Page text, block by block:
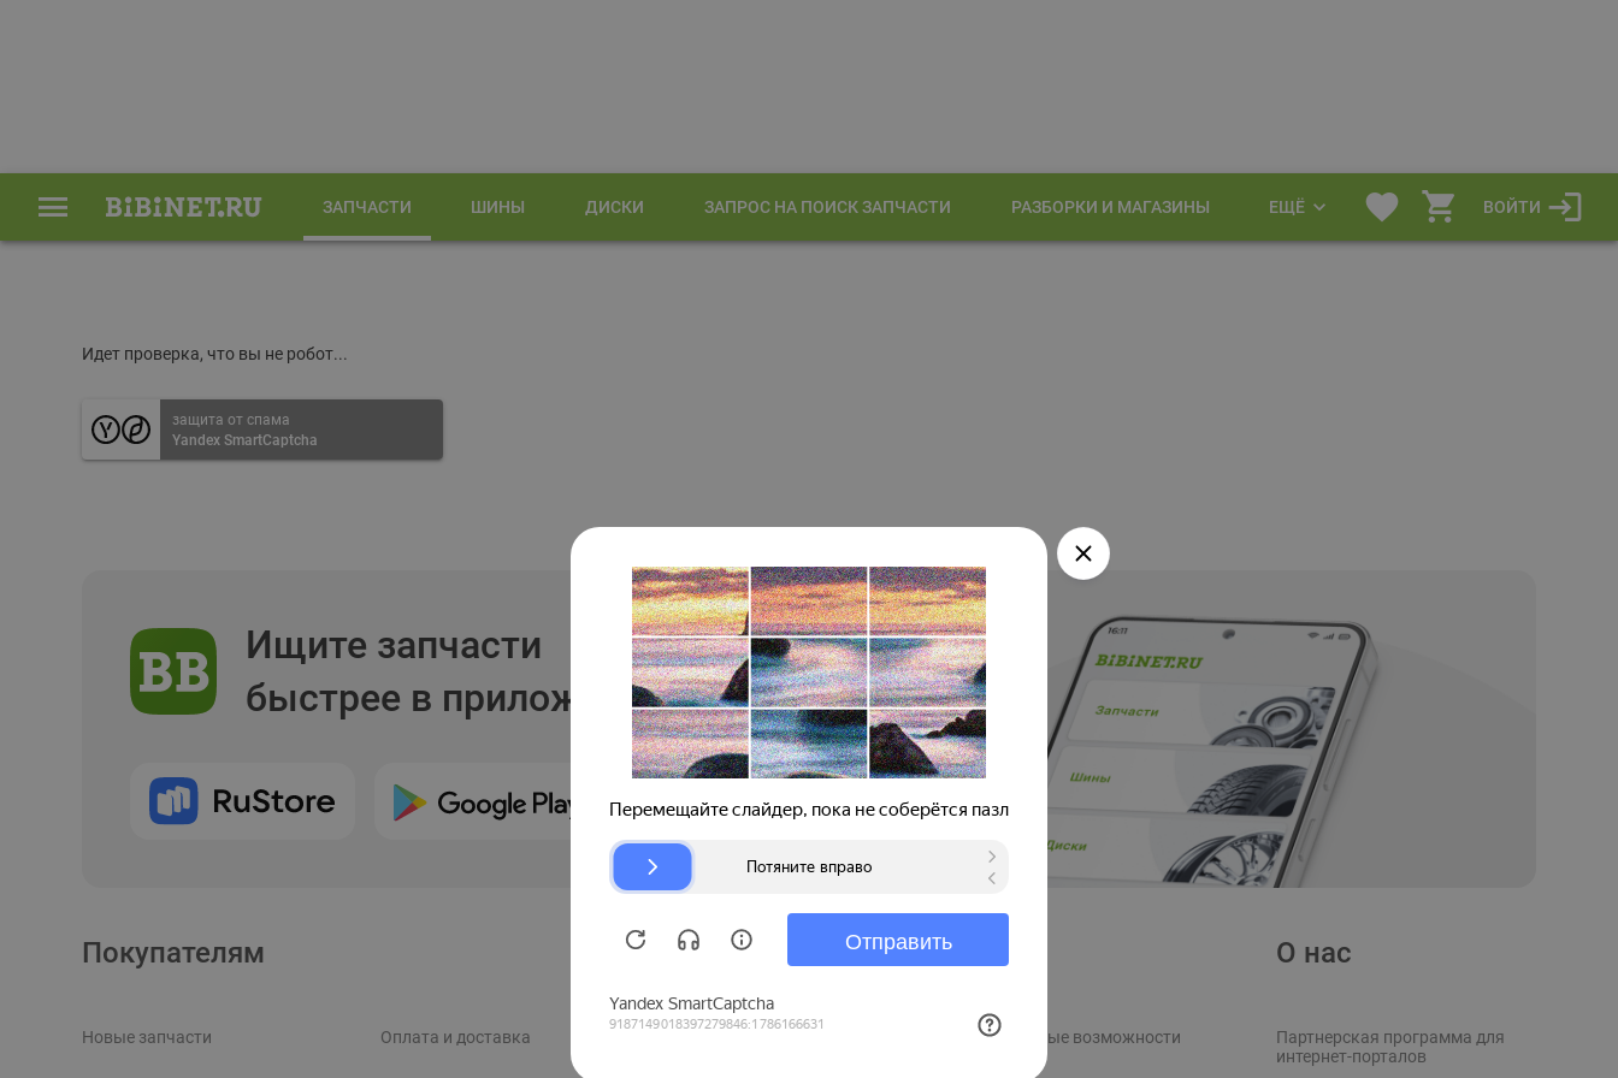
ЗАПЧАСТИ ШИНЫ ДИСКИ ЗАПРОС НА ПОИСК ЗАПЧАСТИ РАЗБОРКИ И МАГАЗИНЫ ЕЩЁ ВОЙТИ
Идет проверка, что вы не робот...
защита от спама
Yandex SmartCaptcha
Ищите запчасти
быстрее в приложении
Покупателям
Новые запчасти Оплата и доставка
Продавцам
Рекламные возможности
О нас
Партнерская программа для
интернет-порталов